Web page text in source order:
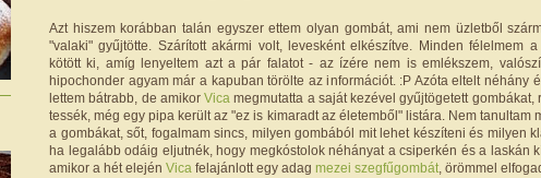
Azt hiszem korábban talán egyszer ettem olyan gombát, ami nem üzletből
"valaki" gyűjtötte. Szárított akármi volt, levesként elkészítve. Minden félelmem a
kötött ki, amíg lenyeltem azt a pár falatot - az ízére nem is emlékszem,
hipochonder agyam már a kapuban törölte az információt. :P Azóta eltelt néhány
lettem bátrabb, de amikor Vica megmutatta a saját kezével gyűjtögetett gombákat,
tessék, még egy pipa került az "ez is kimaradt az életemből" listára. Nem tanultam
a gombákat, sőt, fogalmam sincs, milyen gombából mit lehet készíteni és milyen
ha legalább odáig eljutnék, hogy megkóstolok néhányat a csiperkén és a laskán
amikor a hét elején Vica felajánlott egy adag mezei szegfűgombát , örömmel